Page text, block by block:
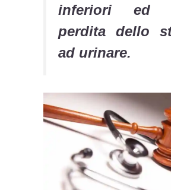
inferiori ed
perdita dello
ad urinare.